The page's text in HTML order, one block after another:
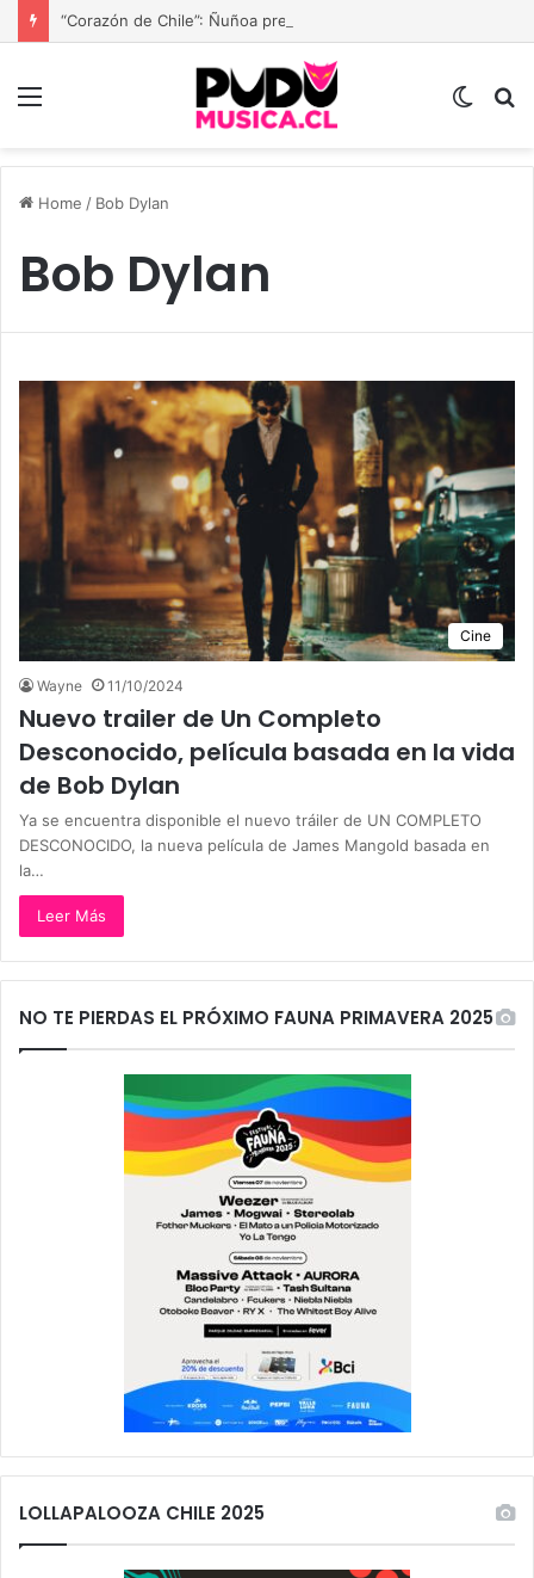
Switch
Home / Bob Dylan
Bob Dylan
Cine
Wayne 11/10/2024
Nuevo trailer de Un Completo
Desconocido, película basada en la vida
de Bob Dylan
Ya se encuentra disponible el nuevo tráiler de UN COMPLETO
DESCONOCIDO, la nueva película de James Mangold basada en
la…
Leer Más
NO TE PIERDAS EL PRÓXIMO FAUNA PRIMAVERA 2025
LOLLAPALOOZA CHILE 2025